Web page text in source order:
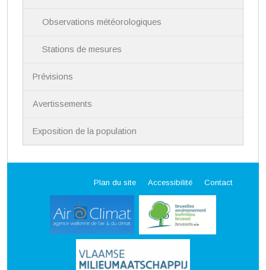
Observations météorologiques
Stations de mesures
Prévisions
Avertissements
Exposition de la population
Plan du site Accessibilité Contact